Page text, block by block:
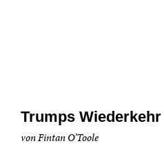
Trumps Wiederkehr
von Fintan O’Toole